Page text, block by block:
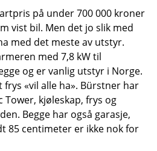
på under 700 000 kroner
vist bil. Men det jo slik med
med det meste av utstyr.
med 7,8 kW til
og er vanlig utstyr i Norge.
frys «vil alle ha». Bürstner har
Tower, kjøleskap, frys og
Begge har også garasje,
85 centimeter er ikke nok for